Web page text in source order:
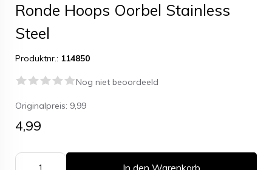
Ronde Hoops Oorbel Stainless
Steel
Produktnr.: 114850
Nog niet beoordeeld
Originalpreis: 9,99
4,99